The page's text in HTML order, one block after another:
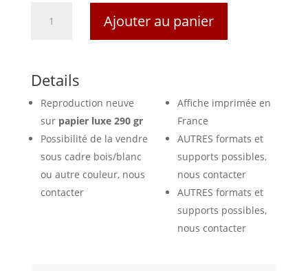
Suisse
Ajouter au panier
Details
Reproduction neuve
sur papier luxe 290 gr
Possibilité de la vendre
sous cadre bois/blanc
ou autre couleur, nous
contacter
Affiche imprimée en
France
AUTRES formats et
supports possibles,
nous contacter
AUTRES formats et
supports possibles,
nous contacter